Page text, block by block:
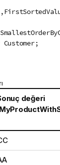
Customer;
değeri